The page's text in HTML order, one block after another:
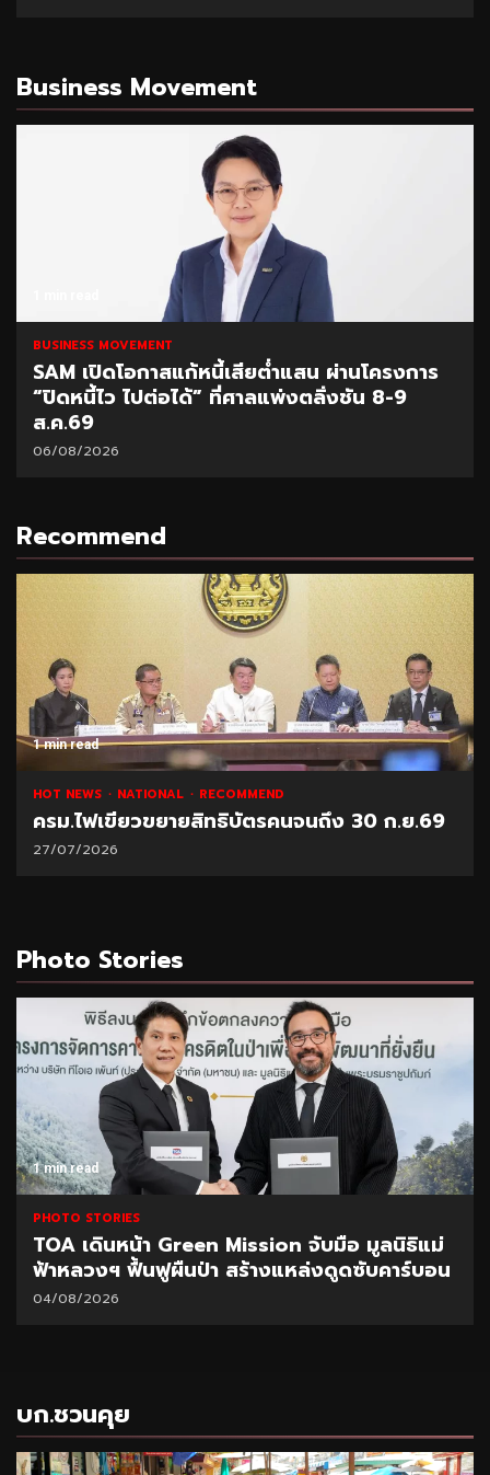
Business Movement
เสียต่ำแสน ผ่านโครงการ
ศาลแพ่งตลิ่งชัน 8-9
1 min read
SCB Academy ร่ว
2026 แชร์ผลสำเร็
Recommend
NATIONAL RECOMMEND
ขียวขยายสิทธิบัตรคนจนถึง 30 ก.ย.69
1 min read
“พาณิชย์
Photo Stories
1 min read
PHOTO STORIES
TOA เดินหน้า Green Mission จับมือ มูลนิธิแม่
ฟ้าหลวงฯ ฟื้นฟูผืนป่า สร้างแหล่งดูดซับคาร์บอน
04/08/2026
บก.ชวนคุย